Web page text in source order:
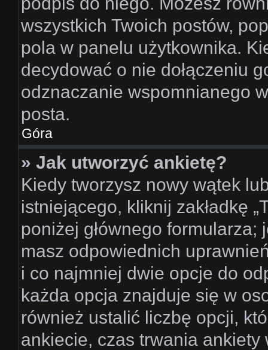
wszystkich Twoich postów,
pola w panelu użytkownika.
decydować o nie dołączeniu
odznaczanie wspomnianego
posta.
Góra
» Jak utworzyć ankietę?
Kiedy tworzysz nowy wątek
istniejącego, kliknij zakładkę
poniżej głównego
masz odpowiednich
i co najmniej dwie opcje do
każda opcja znajduje się w
również ustalić liczbę opcji,
ankiecie, czas trwania